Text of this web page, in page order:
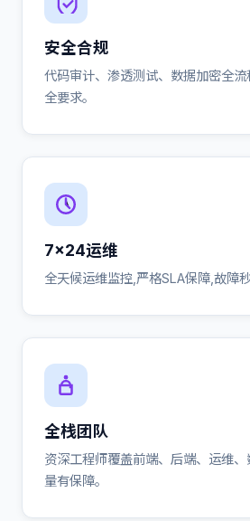
安全合规
代码审计、渗透测试、数据加密全
全要求。
7×24运维
全天候运维监控,严格SLA保障,故障
全栈团队
资深工程师覆盖前端、后端、运维
量有保障。